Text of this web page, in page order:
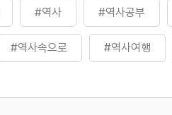
#역사 #역사공부
#역사속으로 #역사여행